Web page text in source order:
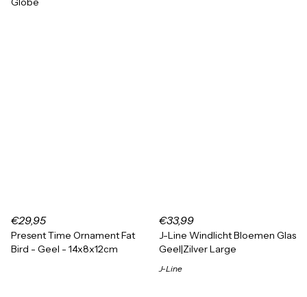
€29,95
Present Time Ornament Fat
Bird - Geel - 14x8x12cm
€33,99
J-Line Windlicht Bloemen Glas
Geel|Zilver Large
J-Line